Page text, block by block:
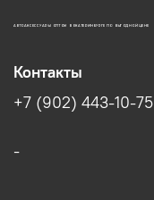
АВТОАКСЕССУАРЫ ОПТОМ В ЕКАТЕРИНБУРГЕ ПО ВЫГОДНОЙ ЦЕНЕ
Контакты
+7 (902) 443-10-75
-